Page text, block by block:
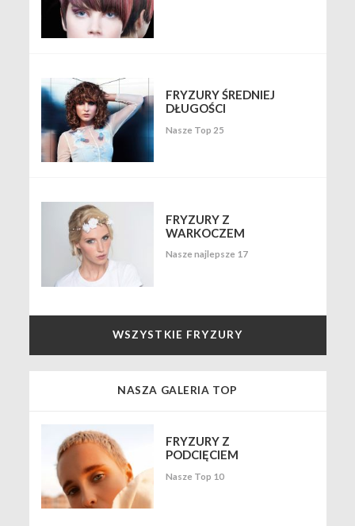
FRYZURY ŚREDNIEJ
DŁUGOŚCI
Nasze Top 25
FRYZURY Z
WARKOCZEM
Nasze najlepsze 17
WSZYSTKIE FRYZURY
NASZA GALERIA TOP
FRYZURY Z
PODCIĘCIEM
Nasze Top 10